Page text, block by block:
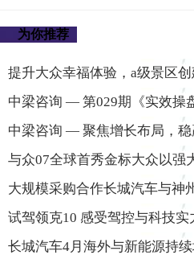
为你推荐
提升大众幸福体验，a级景区
中梁咨询 — 第029期《实效操
中梁咨询 — 聚焦增长布局，
与众07全球首秀金标大众以强
大规模采购合作长城汽车与神
试驾领克10 感受驾控与科技实
长城汽车4月海外与新能源持